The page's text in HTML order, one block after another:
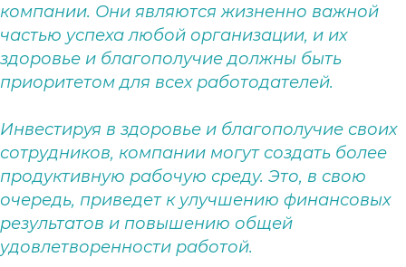
компании. Они являются жизненно важной
частью успеха любой организации, и их
здоровье и благополучие должны быть
приоритетом для всех работодателей.
Инвестируя в здоровье и благополучие своих
сотрудников, компании могут создать более
продуктивную рабочую среду. Это, в свою
очередь, приведет к улучшению финансовых
результатов и повышению общей
удовлетворенности работой.